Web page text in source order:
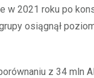
w 2021 roku po
osiągnął
z 34 mln